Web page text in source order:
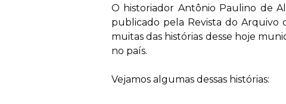
O historiador Antônio Paulino de
publicado pela Revista do Arquivo
muitas das histórias desse hoje
no país.
Vejamos algumas dessas histórias: